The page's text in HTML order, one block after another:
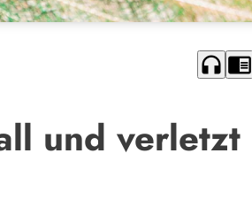
headphones chrome_reader_mode
und verletzt